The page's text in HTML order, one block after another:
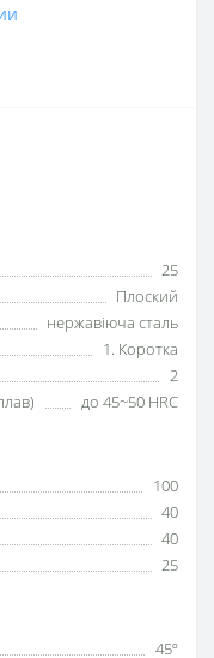
25
Плоский
нержавіюча сталь
1. Коротка
2
до 45~50 HRC
100
40
40
25
45º